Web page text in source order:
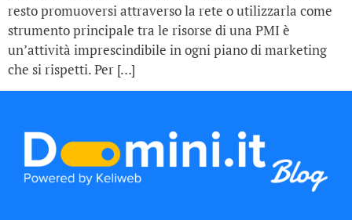
resto promuoversi attraverso la rete o utilizzarla come
strumento principale tra le risorse di una PMI è
un’attività imprescindibile in ogni piano di marketing
che si rispetti. Per […]